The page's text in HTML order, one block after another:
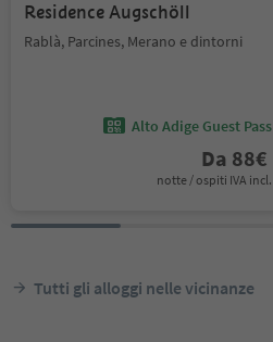
Residence Augschöll
Rablà, Parcines, Merano e dintorni
Alto Adige Guest Pass
Da 88€
notte / ospiti IVA incl.
Tutti gli alloggi nelle vicinanze